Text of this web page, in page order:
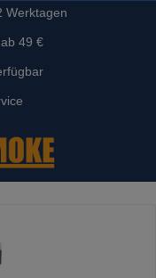
Werktagen
49 €